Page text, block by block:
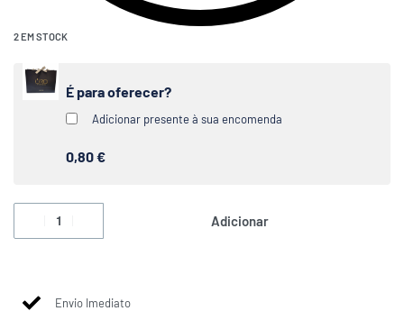
2 EM STOCK
É para oferecer?
Adicionar presente à sua encomenda
0,80 €
Adicionar
Envio Imediato